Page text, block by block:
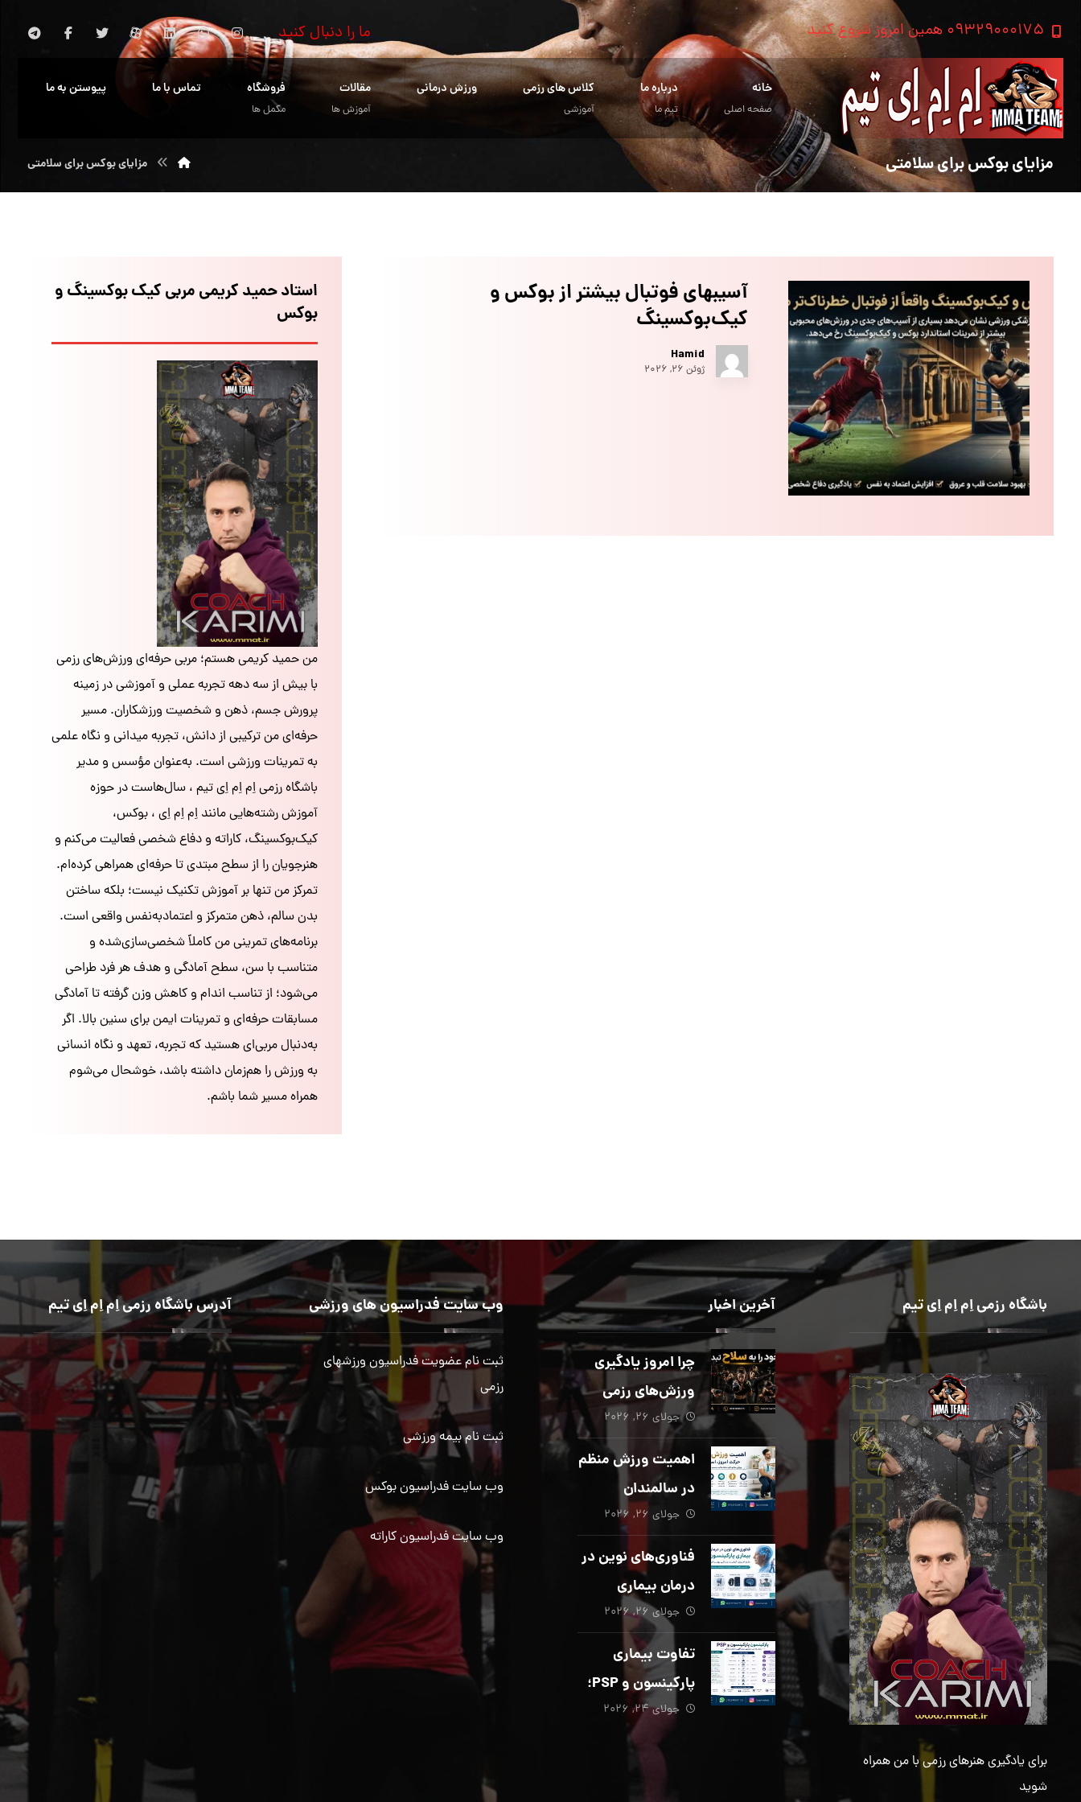
۰۹۳۲۹۰۰۰۱۷۵ همین امروز شروع کنید ما را دنبال کنید
خانه
صفحه اصلی
درباره ما
تیم ما
کلاس های رزمی
آموزشی
ورزش درمانی مقالات
آموزش ها
فروشگاه
مکمل ها
تماس با ما پیوستن به ما
مزایای بوکس برای سلامتی مزایای بوکس برای سلامتی
آسیبهای فوتبال بیشتر از بوکس و
کیک‌بوکسینگ
Hamid
ژوئن ۲۶, ۲۰۲۶
استاد حمید کریمی مربی کیک بوکسینگ و
بوکس
من حمید کریمی هستم؛ مربی حرفه‌ای ورزش‌های رزمی
با بیش از سه دهه تجربه عملی و آموزشی در زمینه
پرورش جسم، ذهن و شخصیت ورزشکاران. مسیر
حرفه‌ای من ترکیبی از دانش، تجربه میدانی و نگاه علمی
به تمرینات ورزشی است. به‌عنوان مؤسس و مدیر
باشگاه رزمی اِم اِم اِی تیم ، سال‌هاست در حوزه
آموزش رشته‌هایی مانند اِم اِم اِی ، بوکس،
کیک‌بوکسینگ، کاراته و دفاع شخصی فعالیت می‌کنم و
هنرجویان را از سطح مبتدی تا حرفه‌ای همراهی کرده‌ام.
تمرکز من تنها بر آموزش تکنیک نیست؛ بلکه ساختن
بدن سالم، ذهن متمرکز و اعتمادبه‌نفس واقعی است.
برنامه‌های تمرینی من کاملاً شخصی‌سازی‌شده و
متناسب با سن، سطح آمادگی و هدف هر فرد طراحی
می‌شود؛ از تناسب اندام و کاهش وزن گرفته تا آمادگی
مسابقات حرفه‌ای و تمرینات ایمن برای سنین بالا. اگر
به‌دنبال مربی‌ای هستید که تجربه، تعهد و نگاه انسانی
به ورزش را هم‌زمان داشته باشد، خوشحال می‌شوم
همراه مسیر شما باشم.
باشگاه رزمی اِم اِم اِی تیم
برای یادگیری هنرهای رزمی با من همراه
شوید
آخرین اخبار
چرا امروز یادگیری
ورزش‌های رزمی
بیش از هر زمان
دیگری ضروری
است؟
جولای ۲۶, ۲۰۲۶
اهمیت ورزش منظم
در سالمندان
جولای ۲۶, ۲۰۲۶
فناوری‌های نوین در
درمان بیماری
پارکینسون؛ از هوش
مصنوعی تا تحریک
عمقی مغز
جولای ۲۶, ۲۰۲۶
تفاوت بیماری
پارکینسون و PSP؛
از تشخیص تا
توانبخشی تخصصی
در منزل_بخش پنجم
جولای ۲۴, ۲۰۲۶
وب سایت فدراسیون های ورزشی
ثبت نام عضویت فدراسیون ورزشهای
رزمی
ثبت نام بیمه ورزشی
وب سایت فدراسیون بوکس
وب سایت فدراسیون کاراته
آدرس باشگاه رزمی اِم اِم اِی تیم